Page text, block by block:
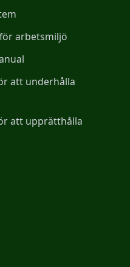
arbetsmiljö
att underhålla
att upprätthålla